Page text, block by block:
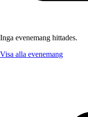
Inga evenemang hittades.
Visa alla evenemang